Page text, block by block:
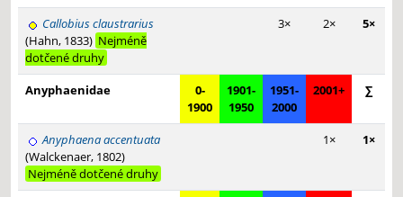
Callobius claustrarius
(Hahn, 1833) Nejméně
dotčené druhy
3× 2× 5×
Anyphaenidae
0-
1900
1901-
1950
1951-
2000
2001+ ∑
Anyphaena accentuata
(Walckenaer, 1802)
Nejméně dotčené druhy
1× 1×